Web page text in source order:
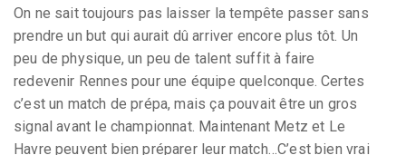
On ne sait toujours pas laisser la tempête passer sans
prendre un but qui aurait dû arriver encore plus tôt. Un
peu de physique, un peu de talent suffit à faire
redevenir Rennes pour une équipe quelconque. Certes
c’est un match de prépa, mais ça pouvait être un gros
signal avant le championnat. Maintenant Metz et Le
Havre peuvent bien préparer leur match…C’est bien vrai